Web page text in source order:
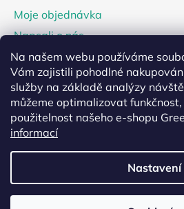
Na našem webu používáme
Vám zajistili pohodlné
služby na základě analýzy
můžeme optimalizovat
použitelnost našeho e-shopu
informací
Nastavení
Moje objednávka
Napsali o nás
Tipy a rady
Prodejna Praha 2, Irský koutek